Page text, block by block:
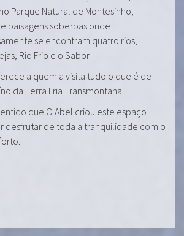
Parque Natural de Montesinho,
paisagens soberbas onde
se encontram quatro rios,
Rio Frio e o Sabor.
a quem a visita tudo o que é de
da Terra Fria Transmontana.
que O Abel criou este espaço
desfrutar de toda a tranquilidade com o